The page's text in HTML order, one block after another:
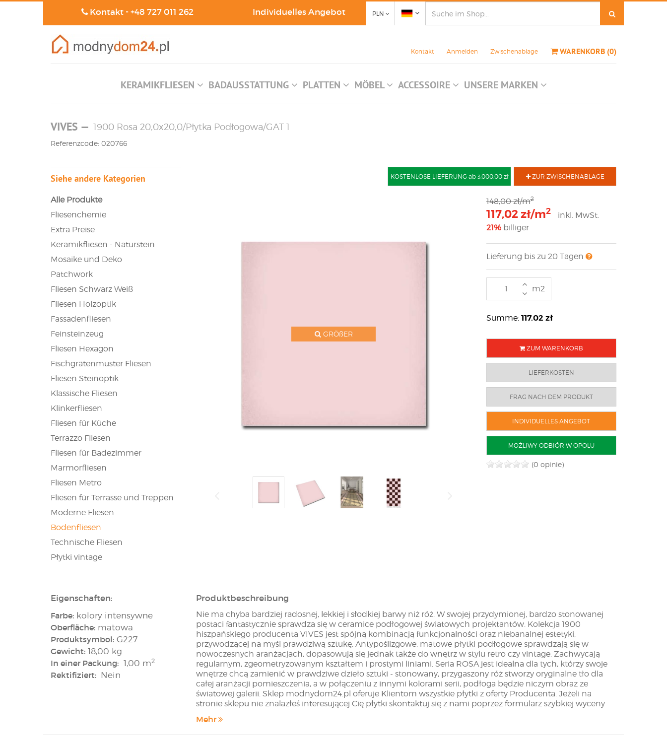
Kontakt -+48 727 011 262 Individuelles Angebot PLN
Kontakt Anmelden Zwischenablage WARENKORB (0)
KERAMIKFLIESEN BADAUSSTATTUNG PLATTEN MÖBEL ACCESSOIRE UNSERE MARKEN
VIVES — 1900 Rosa 20,0x20,0/Płytka Podłogowa/GAT 1
Referenzcode: 020766
Siehe andere Kategorien
Alle Produkte
Fliesenchemie
Extra Preise
Keramikfliesen - Naturstein
Mosaike und Deko
Patchwork
Fliesen Schwarz Weiß
Fliesen Holzoptik
Fassadenfliesen
Feinsteinzeug
Fliesen Hexagon
Fischgrätenmuster Fliesen
Fliesen Steinoptik
Klassische Fliesen
Klinkerfliesen
Fliesen für Küche
Terrazzo Fliesen
Fliesen für Badezimmer
Marmorfliesen
Fliesen Metro
Fliesen für Terrasse und Treppen
Moderne Fliesen
Bodenfliesen
Technische Fliesen
Płytki vintage
ZUR ZWISCHENABLAGE
KOSTENLOSE LIEFERUNG ab 3.000,00 zł
GRÖßER
148,00 zł/m2
117,02 zł/m2
inkl. MwSt.
21%billiger
Lieferung bis zu 20 Tagen
m2
Summe: 117.02 zł
ZUM WARENKORB
LIEFERKOSTEN
FRAG NACH DEM PRODUKT
INDIVIDUELLES ANGEBOT
MOŻLIWY ODBIÓR W OPOLU
(0 opinie)
Eigenschaften:
Farbe: kolory intensywne
Oberfläche: matowa
Produktsymbol: G227
Gewicht: 18,00 kg
In einer Packung: 1,00 m2
Rektifiziert: Nein
Produktbeschreibung
Nie ma chyba bardziej radosnej, lekkiej i słodkiej barwy niż róż. W swojej przydymionej, bardzo stonowanej
postaci fantastycznie sprawdza się w ceramice podłogowej światowych projektantów. Kolekcja 1900
hiszpańskiego producenta VIVES jest spójną kombinacją funkcjonalności oraz niebanalnej estetyki,
przywodzącej na myśl prawdziwą sztukę. Antypoślizgowe, matowe płytki podłogowe sprawdzają się w
nowoczesnych aranżacjach, dopasowują się jednak także do wnętrz w stylu retro czy vintage. Zachwycają
regularnym, zgeometryzowanym kształtem i prostymi liniami. Seria ROSA jest idealna dla tych, którzy swoje
wnętrze chcą zamienić w prawdziwe dzieło sztuki - stonowany, przygaszony róż stworzy oryginalne tło dla
całej aranżacji pomieszczenia, a w połączeniu z innymi kolorami serii, podłoga będzie niczym obraz ze
światowej galerii. Sklep modnydom24.pl oferuje Klientom wszystkie płytki z oferty Producenta. Jeżeli na
stronie sklepu nie znalazłeś interesującej Cię płytki skontaktuj się z nami poprzez formularz szybkiej wyceny
Mehr